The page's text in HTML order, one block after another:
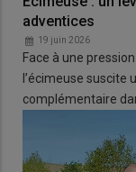
adventices
19 juin 2026
Face à une
l’écimeuse
complémentaire